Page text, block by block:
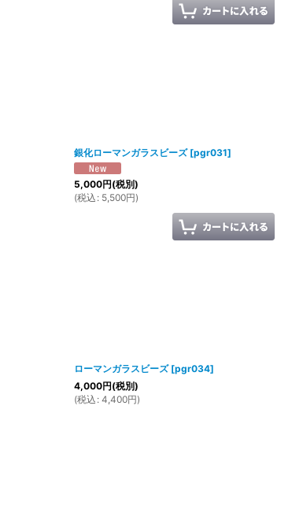
銀化ローマンガラスビーズ [pgr031]
5,000円(税別)
(税込 : 5,500円)
ローマンガラスビーズ [pgr034]
4,000円(税別)
(税込 : 4,400円)